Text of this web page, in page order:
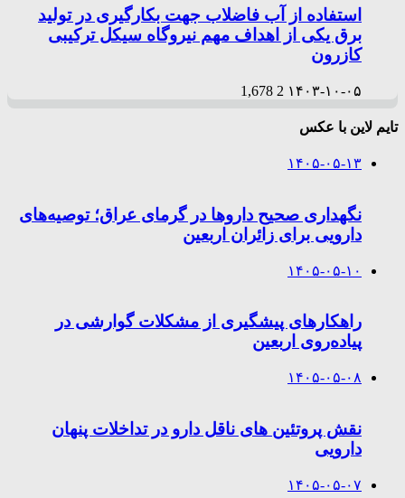
استفاده از آب فاضلاب جهت بکارگیری در تولید
برق یکی از اهداف مهم نیروگاه سیکل ترکیبی
کازرون
۱۴۰۳-۱۰-۰۵ 2
1,678
تایم لاین با عکس
۱۴۰۵-۰۵-۱۳
نگهداری صحیح داروها در گرمای عراق؛ توصیه‌های
دارویی برای زائران اربعین
۱۴۰۵-۰۵-۱۰
راهکارهای پیشگیری از مشکلات گوارشی در
پیاده‌روی اربعین
۱۴۰۵-۰۵-۰۸
نقش پروتئین های ناقل دارو در تداخلات پنهان
دارویی
۱۴۰۵-۰۵-۰۷